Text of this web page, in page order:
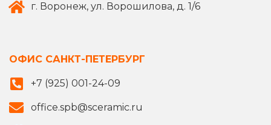
г. Воронеж, ул. Ворошилова, д. 1/6
ОФИС САНКТ-ПЕТЕРБУРГ
+7 (925) 001-24-09
office.spb@sceramic.ru